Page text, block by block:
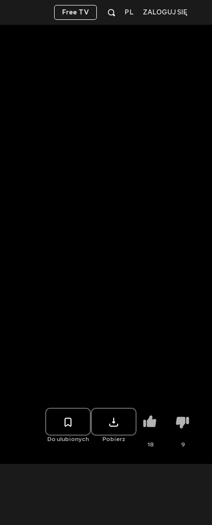
ZALOGUJ SIĘ
PL
Free TV
Do ulubionych Pobierz
18 9